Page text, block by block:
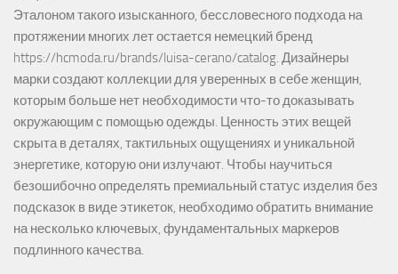
Эталоном такого изысканного, бессловесного подхода на
протяжении многих лет остается немецкий бренд
https://hcmoda.ru/brands/luisa-cerano/catalog. Дизайнеры
марки создают коллекции для уверенных в себе женщин,
которым больше нет необходимости что-то доказывать
окружающим с помощью одежды. Ценность этих вещей
скрыта в деталях, тактильных ощущениях и уникальной
энергетике, которую они излучают. Чтобы научиться
безошибочно определять премиальный статус изделия без
подсказок в виде этикеток, необходимо обратить внимание
на несколько ключевых, фундаментальных маркеров
подлинного качества.